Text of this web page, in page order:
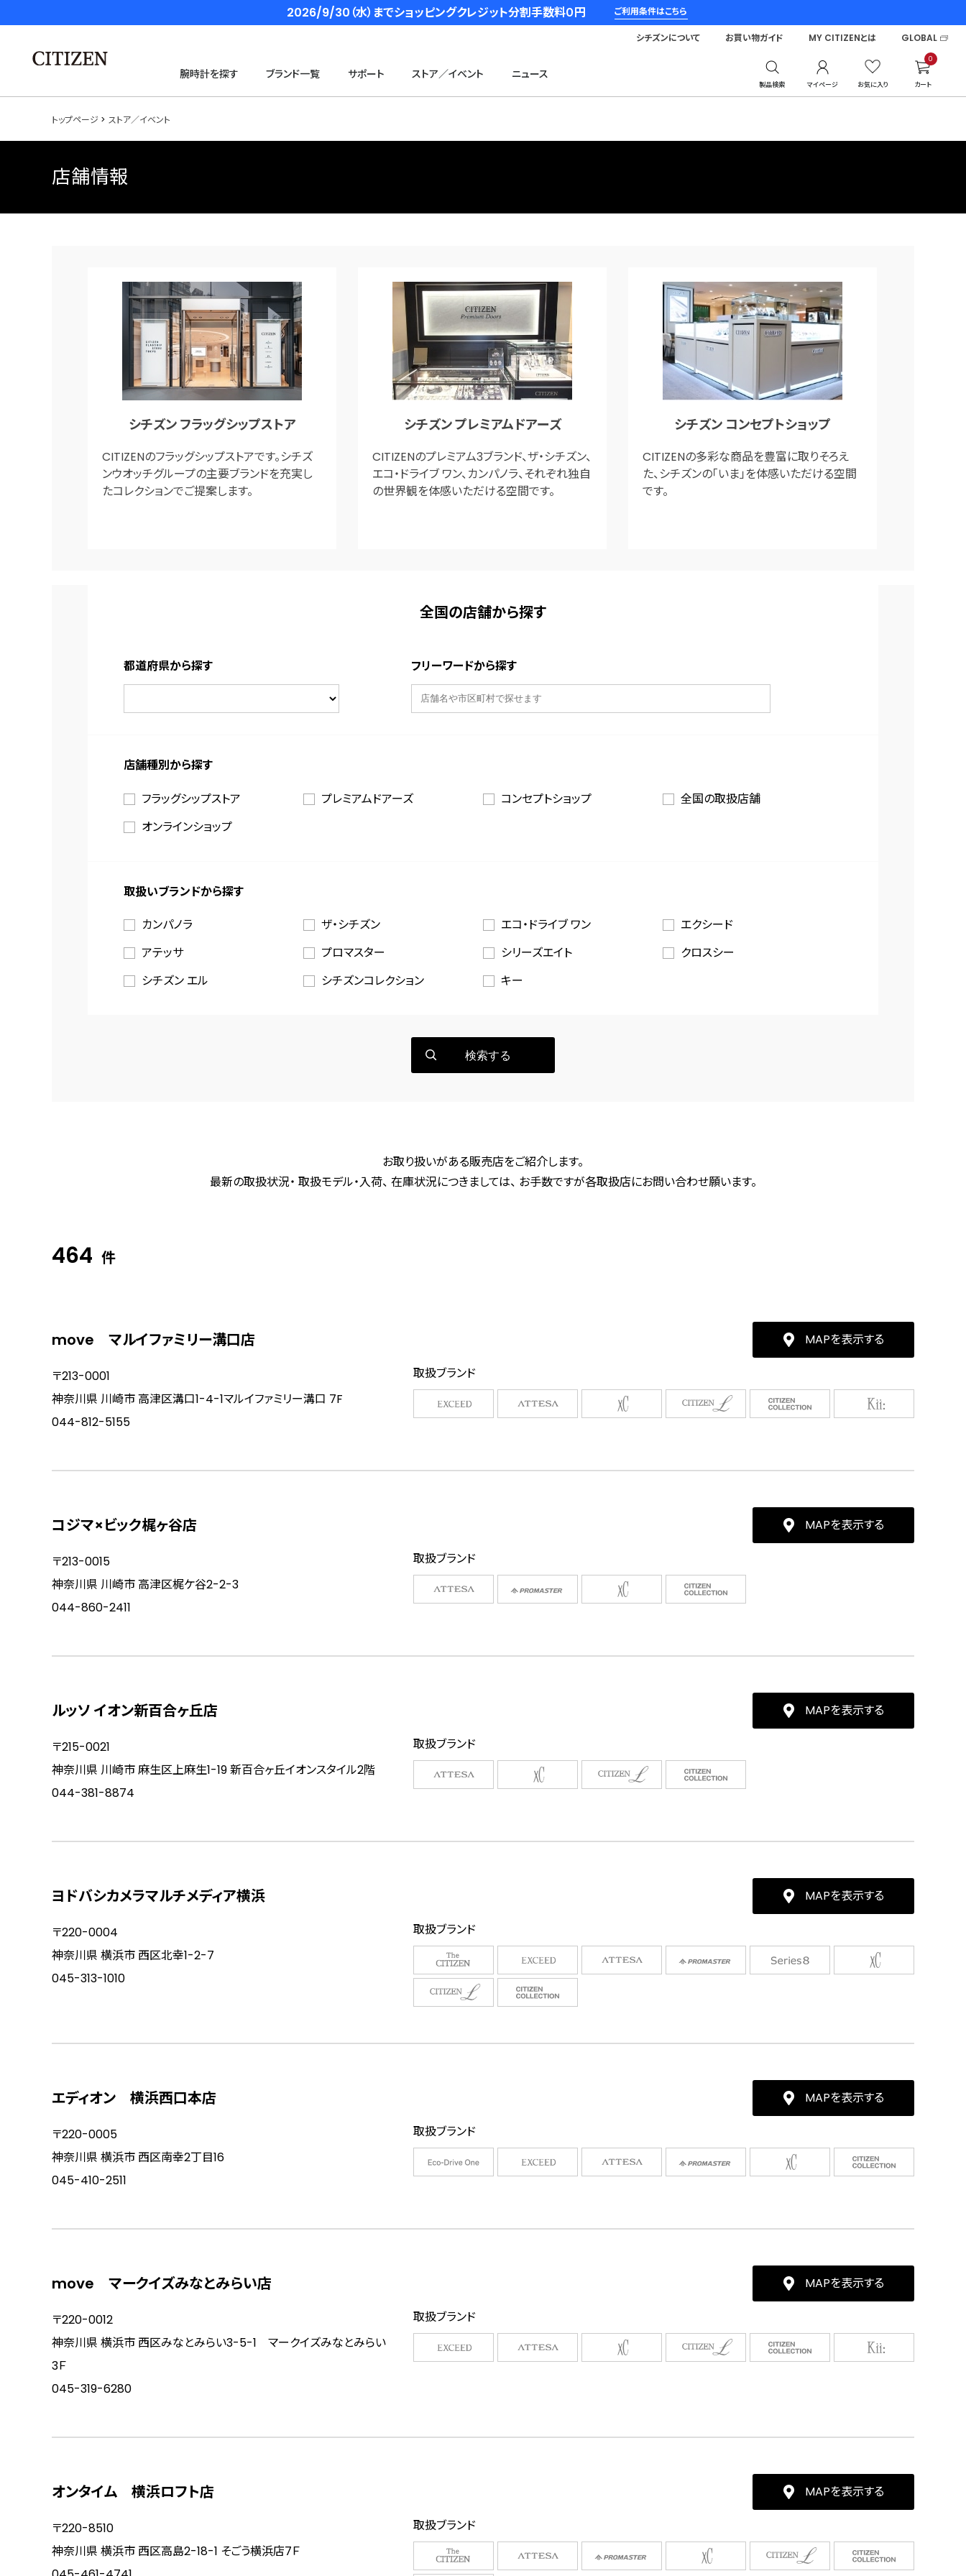
2026/9/30（水）までショッピングクレジット分割手数料０円 ご利用条件はこちら
腕時計を探す ブランド一覧 サポート ストア／イベント ニュース
製品検索 マイページ お気に入り
0
カート
シチズンについて お買い物ガイド MY CITIZENとは GLOBAL
トップページ ストア／イベント
店舗情報
シチズン フラッグシップストア
CITIZENのフラッグシップストアです。シチズ
ンウオッチグループの主要ブランドを充実し
たコレクションでご提案します。
シチズン プレミアムドアーズ
CITIZENのプレミアム3ブランド、ザ・シチズン、
エコ・ドライブ ワン、カンパノラ、それぞれ独自
の世界観を体感いただける空間です。
シチズン コンセプトショップ
CITIZENの多彩な商品を豊富に取りそろえ
た、シチズンの「いま」を体感いただける空間
です。
全国の店舗から探す
都道府県から探す フリーワードから探す
店舗種別から探す
フラッグシップストア プレミアムドアーズ コンセプトショップ
全国の取扱店舗
オンラインショップ
取扱いブランドから探す
カンパノラ ザ・シチズン エコ・ドライブ ワン
エクシード
アテッサ
プロマスター シリーズエイト
クロスシー
シチズン エル
シチズンコレクション キー
検索する
お取り扱いがある販売店をご紹介します。
最新の取扱状況・ 取扱モデル・入荷、 在庫状況につきましては、 お手数ですが各取扱店にお問い合わせ願います。
464 件
move マルイファミリー溝口店 MAPを表示する
〒213-0001
神奈川県 川崎市 高津区溝口1-4-1マルイファミリー溝口 7F
044-812-5155
取扱ブランド
コジマ×ビック梶ヶ谷店 MAPを表示する
〒213-0015
神奈川県 川崎市 高津区梶ケ谷2-2-3
044-860-2411
取扱ブランド
ルッソ イオン新百合ヶ丘店 MAPを表示する
〒215-0021
神奈川県 川崎市 麻生区上麻生1-19 新百合ヶ丘イオンスタイル2階
044-381-8874
取扱ブランド
ヨドバシカメラマルチメディア横浜 MAPを表示する
〒220-0004
神奈川県 横浜市 西区北幸1-2-7
045-313-1010
取扱ブランド
エディオン 横浜西口本店 MAPを表示する
〒220-0005
神奈川県 横浜市 西区南幸2丁目16
045-410-2511
取扱ブランド
move マークイズみなとみらい店 MAPを表示する
〒220-0012
神奈川県 横浜市 西区みなとみらい3-5-1 マークイズみなとみらい
3Ｆ
045-319-6280
取扱ブランド
オンタイム 横浜ロフト店 MAPを表示する
〒220-8510
神奈川県 横浜市 西区高島2-18-1 そごう横浜店7Ｆ
取扱ブランド